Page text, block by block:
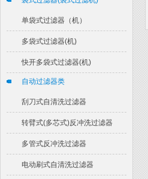
单袋式过滤器（机）
多袋式过滤器(机)
快开多袋式过滤器(机)
自动过滤器类
刮刀式自清洗过滤器
转臂式(多芯式)反冲洗过滤器
多管式反冲洗过滤器
电动刷式自清洗过滤器